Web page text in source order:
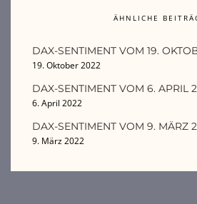
ÄHNLICHE
DAX-SENTIMENT VOM 19.
19. Oktober 2022
DAX-SENTIMENT VOM 6. APRIL
6. April 2022
DAX-SENTIMENT VOM 9. MÄRZ
9. März 2022